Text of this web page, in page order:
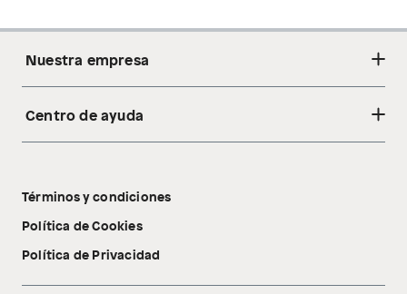
Nuestra empresa
Acerca de nosotros
Tecnología Pillow Walk
Centro de ayuda
Libro de reclamaciones
Términos y condiciones
Política de Cookies
Política de Privacidad